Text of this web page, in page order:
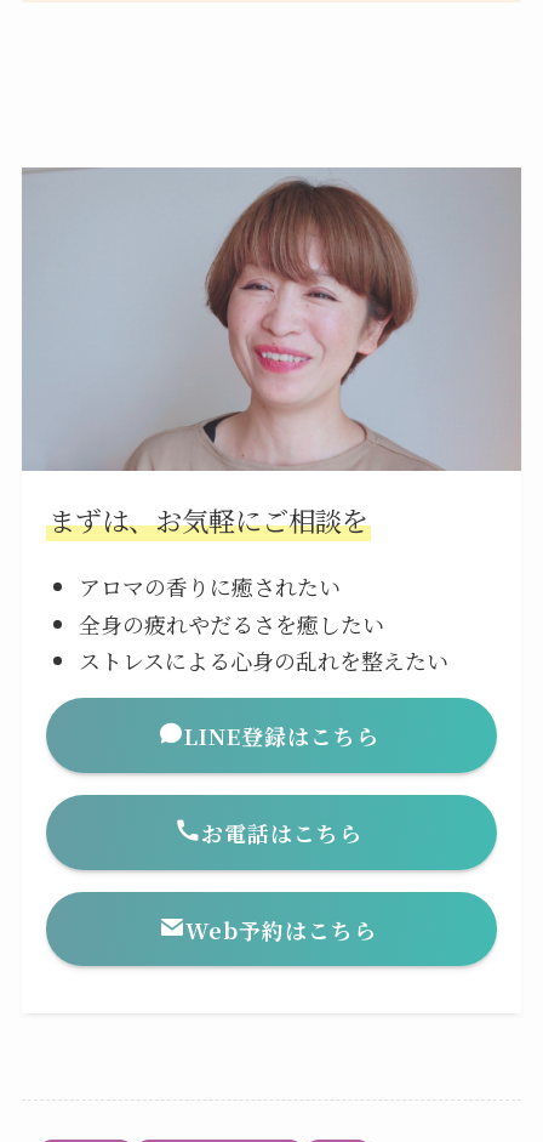
まずは、お気軽にご相談を
アロマの香りに癒されたい
全身の疲れやだるさを癒したい
ストレスによる心身の乱れを整えたい
LINE登録はこちら
お電話はこちら
Web予約はこちら